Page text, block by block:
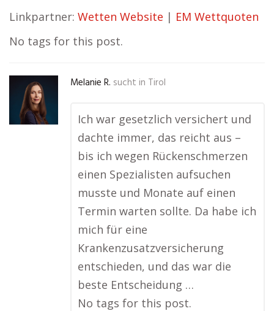
Linkpartner: Wetten Website | EM Wettquoten
No tags for this post.
Melanie R. sucht in Tirol
Ich war gesetzlich versichert und
dachte immer, das reicht aus –
bis ich wegen Rückenschmerzen
einen Spezialisten aufsuchen
musste und Monate auf einen
Termin warten sollte. Da habe ich
mich für eine
Krankenzusatzversicherung
entschieden, und das war die
beste Entscheidung …
No tags for this post.